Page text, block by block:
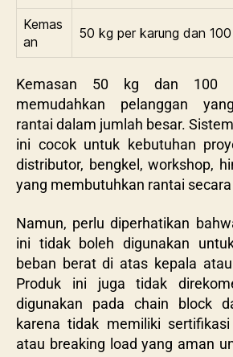
Kemas
an
50 kg per karung dan
Kemasan 50 kg dan 100
memudahkan pelanggan
rantai dalam jumlah besar.
ini cocok untuk kebutuhan
distributor, bengkel, workshop,
yang membutuhkan rantai
Namun, perlu diperhatikan
ini tidak boleh digunakan
beban berat di atas kepala
Produk ini juga tidak
digunakan pada chain block
karena tidak memiliki
atau breaking load yang aman